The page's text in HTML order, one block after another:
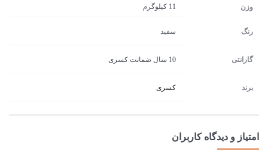
وزن 11 کیلوگرم
رنگ سفید
گارانتی 10 سال ضمانت کسری
برند کسری
امتیاز و دیدگاه کاربران